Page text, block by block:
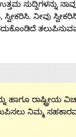
ಸುದ್ದಿಗಳನ್ನು
ಸ್ವೀಕರಿಸಿ. ನೀವು
ಹಾಗೂ ರಾಷ್ಟ್ರೀಯ
ನಿಮ್ಮ